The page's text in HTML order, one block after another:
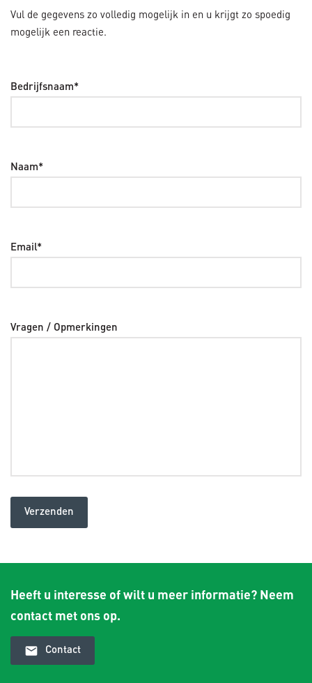
Vul de gegevens zo volledig mogelijk in en u krijgt zo spoedig
mogelijk een reactie.
Bedrijfsnaam*
Naam*
Email*
Vragen / Opmerkingen
Heeft u interesse of wilt u meer informatie? Neem
contact met ons op.
email Contact